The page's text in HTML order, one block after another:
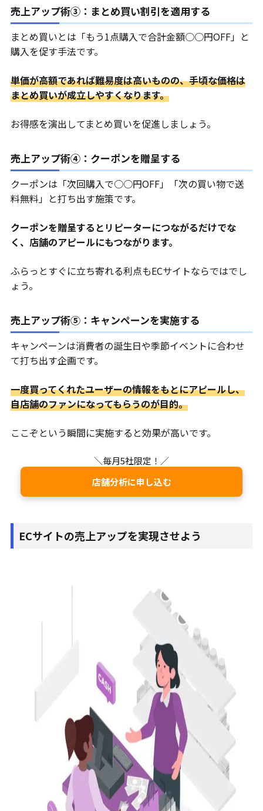
売上アップ術③：まとめ買い割引を適用する
まとめ買いとは「もう1点購入で合計金額○○円OFF」と
購入を促す手法です。
単価が高額であれば難易度は高いものの、手頃な価格は
まとめ買いが成立しやすくなります。
お得感を演出してまとめ買いを促進しましょう。
売上アップ術④：クーポンを贈呈する
クーポンは「次回購入で○○円OFF」「次の買い物で送
料無料」と打ち出す施策です。
クーポンを贈呈するとリピーターにつながるだけでな
く、店舗のアピールにもつながります。
ふらっとすぐに立ち寄れる利点もECサイトならではでし
ょう。
売上アップ術⑤：キャンペーンを実施する
キャンペーンは消費者の誕生日や季節イベントに合わせ
て打ち出す企画です。
一度買ってくれたユーザーの情報をもとにアピールし、
自店舗のファンになってもらうのが目的。
ここぞという瞬間に実施すると効果が高いです。
＼毎月5社限定！／
店舗分析に申し込む
ECサイトの売上アップを実現させよう